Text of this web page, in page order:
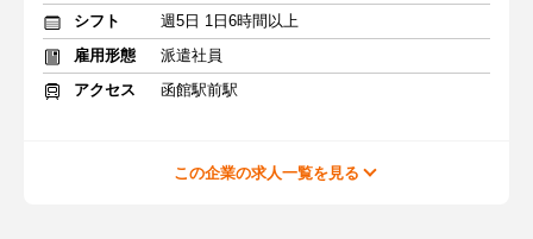
シフト
週5日 1日6時間以上
雇用形態
派遣社員
アクセス
函館駅前駅
この企業の求人一覧を見る